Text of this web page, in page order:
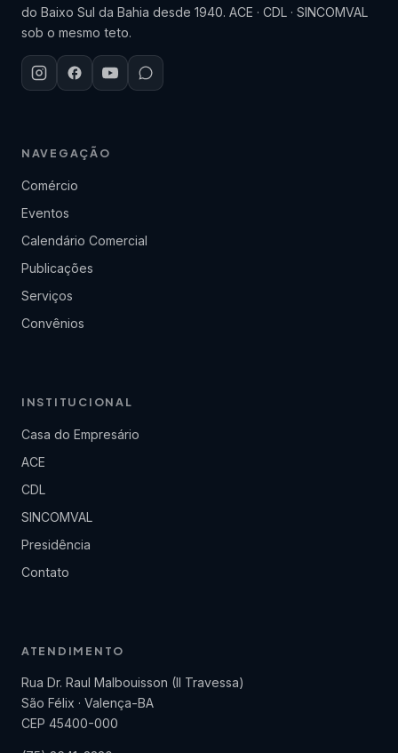
do Baixo Sul da Bahia desde 1940. ACE · CDL · SINCOMVAL
sob o mesmo teto.
NAVEGAÇÃO
Comércio
Eventos
Calendário Comercial
Publicações
Serviços
Convênios
INSTITUCIONAL
Casa do Empresário
ACE
CDL
SINCOMVAL
Presidência
Contato
ATENDIMENTO
Rua Dr. Raul Malbouisson (II Travessa)
São Félix · Valença-BA
CEP 45400-000